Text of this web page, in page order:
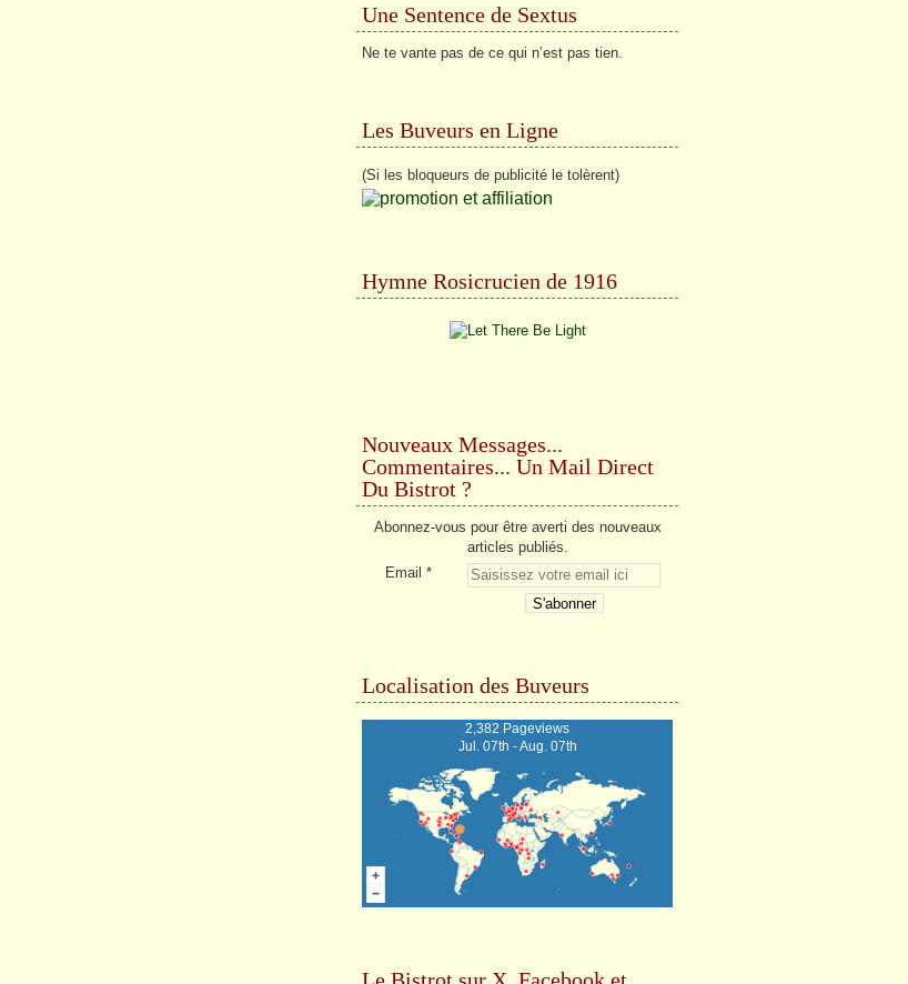
Une Sentence de Sextus
Ne te vante pas de ce qui n’est pas tien.
Les Buveurs en Ligne
(Si les bloqueurs de publicité le tolèrent)
Hymne Rosicrucien de 1916
Nouveaux Messages...
Commentaires... Un Mail Direct
Du Bistrot ?
Abonnez-vous pour être averti des nouveaux
articles publiés.
Email
Localisation des Buveurs
2,382 Pageviews
Jul. 07th - Aug. 07th